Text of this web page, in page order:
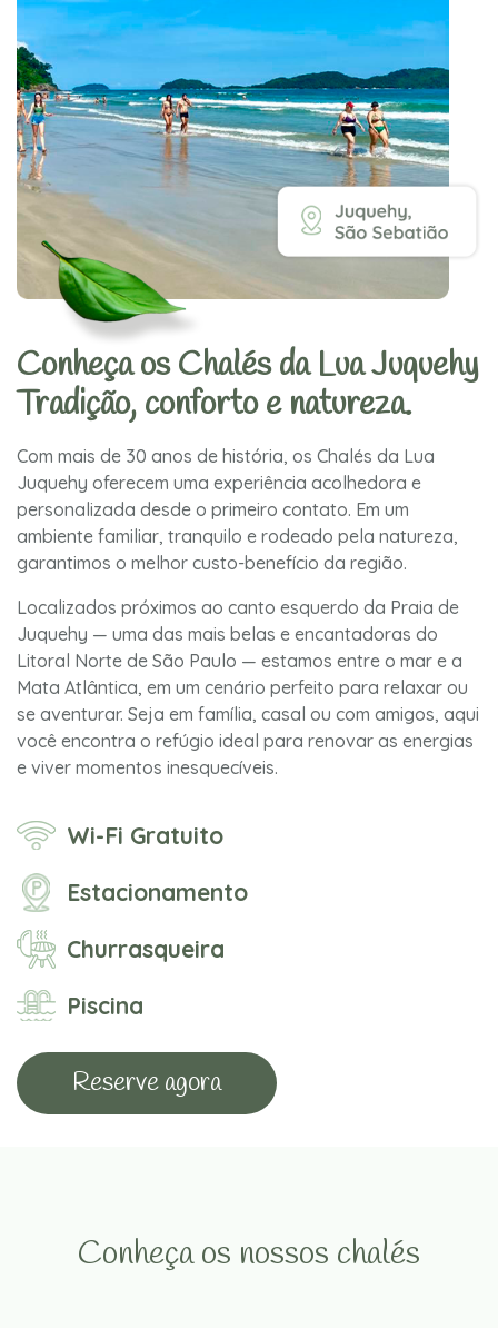
Conheça os Chalés da Lua Juquehy
Tradição, conforto e natureza.
Com mais de 30 anos de história, os Chalés da Lua
Juquehy oferecem uma experiência acolhedora e
personalizada desde o primeiro contato. Em um
ambiente familiar, tranquilo e rodeado pela natureza,
garantimos o melhor custo-benefício da região.
Localizados próximos ao canto esquerdo da Praia de
Juquehy — uma das mais belas e encantadoras do
Litoral Norte de São Paulo — estamos entre o mar e a
Mata Atlântica, em um cenário perfeito para relaxar ou
se aventurar. Seja em família, casal ou com amigos, aqui
você encontra o refúgio ideal para renovar as energias
e viver momentos inesquecíveis.
Wi-Fi Gratuito
Estacionamento
Churrasqueira
Piscina
Reserve agora
Conheça os nossos chalés